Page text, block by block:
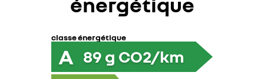
classe énergétique
A 89 g CO2/km